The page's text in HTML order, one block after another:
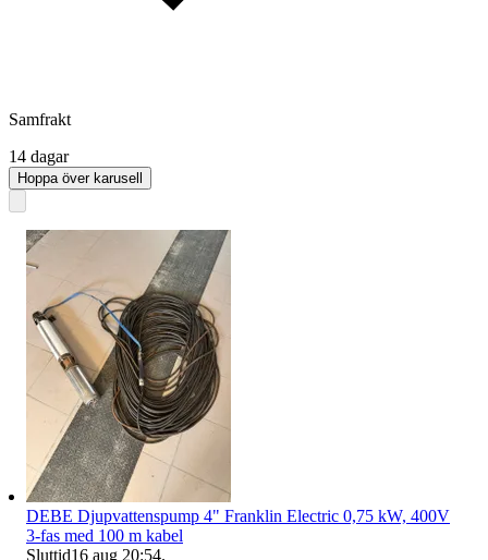
Samfrakt
14 dagar
Hoppa över karusell
DEBE Djupvattenspump 4" Franklin Electric 0,75 kW, 400V
3-fas med 100 m kabel
Sluttid16 aug 20:54.